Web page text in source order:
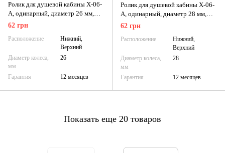
Ролик для душевой кабины X-06-
A, одинарный, диаметр 26 мм,
верхний / нижний
62 грн
Расположение
Нижний,
Верхний
Диаметр колеса,
мм
26
Гарантия 12 месяцев
Ролик для душевой кабины X-06-
A, одинарный, диаметр 28 мм,
верхний/нижний
62 грн
Расположение
Нижний,
Верхний
Диаметр колеса,
мм
28
Гарантия 12 месяцев
Показать еще 20 товаров